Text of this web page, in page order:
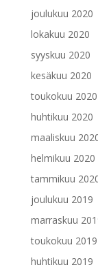
joulukuu 2020
lokakuu 2020
syyskuu 2020
kesäkuu 2020
toukokuu 2020
huhtikuu 2020
maaliskuu
helmikuu 2020
tammikuu
joulukuu 2019
marraskuu
toukokuu 2019
huhtikuu 2019